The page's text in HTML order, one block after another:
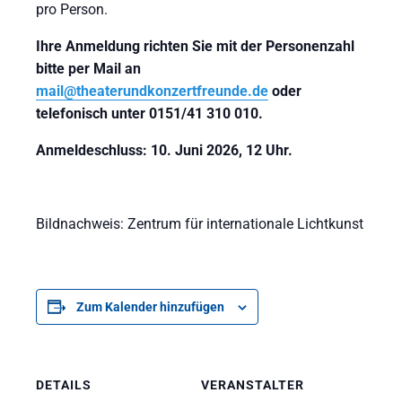
pro Person.
Ihre Anmeldung richten Sie mit der Personenzahl
bitte per Mail an
mail@theaterundkonzertfreunde.de oder
telefonisch unter 0151/41 310 010.
Anmeldeschluss: 10. Juni 2026, 12 Uhr.
Bildnachweis: Zentrum für internationale Lichtkunst
Zum Kalender hinzufügen
DETAILS
VERANSTALTER